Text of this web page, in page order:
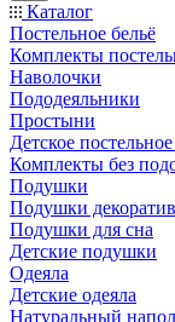
Каталог
Постельное бельё
Комплекты
Наволочки
Пододеяльники
Простыни
Детское
Комплекты без
Подушки
Подушки
Подушки для сна
Детские подушки
Одеяла
Детские одеяла
Натуральный